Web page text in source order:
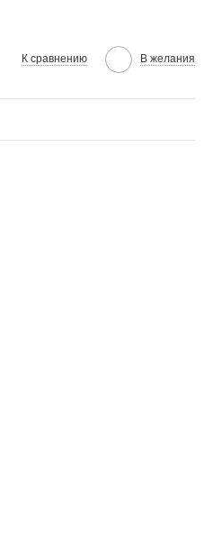
К сравнению В желания